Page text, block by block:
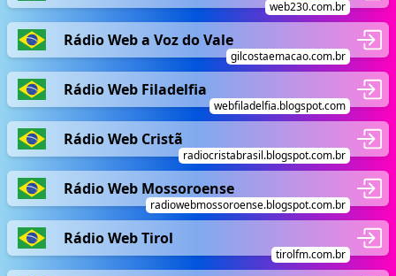
web230.com.br
Rádio Web a Voz do Vale
gilcostaemacao.com.br
Rádio Web Filadelfia
webfiladelfia.blogspot.com
Rádio Web Cristã
radiocristabrasil.blogspot.com.br
Rádio Web Mossoroense
radiowebmossoroense.blogspot.com.br
Rádio Web Tirol
tirolfm.com.br